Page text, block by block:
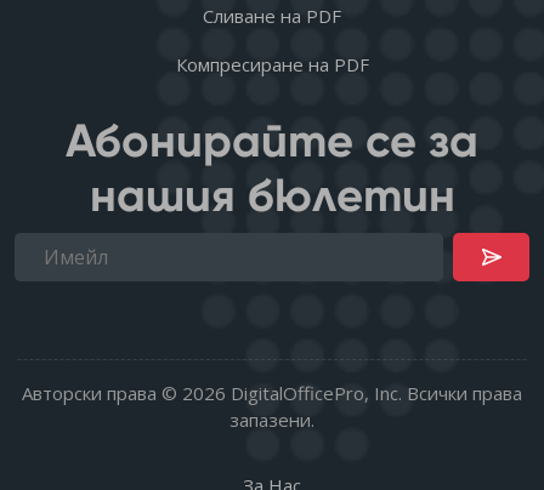
Сливане на PDF
Компресиране на PDF
Абонирайте се за
нашия бюлетин
Авторски права © 2026 DigitalOfficePro, Inc. Всички права
запазени.